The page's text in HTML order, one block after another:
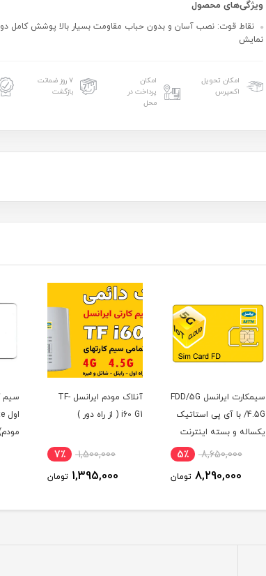
ویژگی‌های محصول
نقاط قوت: نصب آسان و بدون حباب مقاومت بسیار بالا پوشش کامل
نمایش
امکان تحویل
اکسپرس
امکان
پرداخت در
محل
۷ روز ضمانت
بازگشت
آنلاک مودم ایرانسل TF-
i60 G1 ( از راه دور )
1,500,000 7٪
1,395,000 تومان
سیم کارت سرویس همراه
اول TD-Lte (مخصوص
4,400,000 10٪
3,980,000 تومان